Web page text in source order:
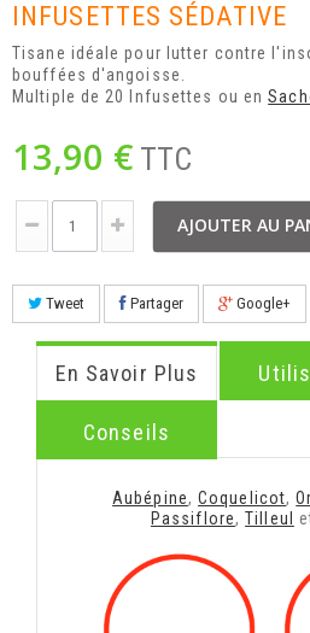
INFUSETTES SÉDATIVE
Tisane idéale pour lutter contre
bouffées d'angoisse.
Multiple de 20 Infusettes ou en
13,90 € TTC
AJOUTER AU
Tweet Partager Google+
En Savoir Plus
Conseils
Aubépine,Coquelicot,
Passiflore,Tilleul